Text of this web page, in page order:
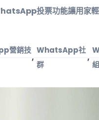
投票功能讓用家
營銷技
,
WhatsApp社
群
,
組